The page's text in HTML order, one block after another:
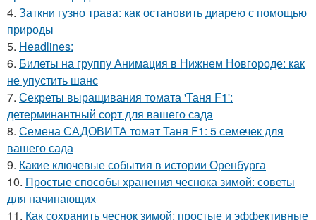
4. Заткни гузно трава: как остановить диарею с помощью
природы
5. Headlines:
6. Билеты на группу Анимация в Нижнем Новгороде: как
не упустить шанс
7. Секреты выращивания томата 'Таня F1':
детерминантный сорт для вашего сада
8. Семена САДОВИТА томат Таня F1: 5 семечек для
вашего сада
9. Какие ключевые события в истории Оренбурга
10. Простые способы хранения чеснока зимой: советы
для начинающих
11. Как сохранить чеснок зимой: простые и эффективные